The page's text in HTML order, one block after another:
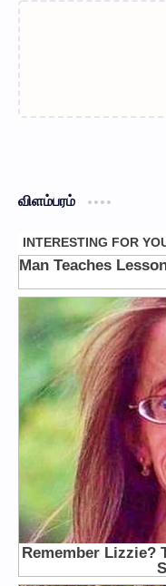
விளம்பரம்